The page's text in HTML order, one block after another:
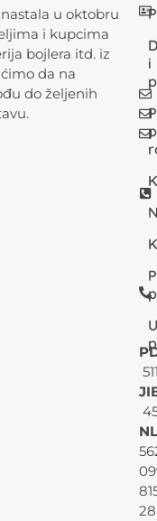
u oktobru
i kupcima
bojlera itd. iz
da na
do željenih
i
28